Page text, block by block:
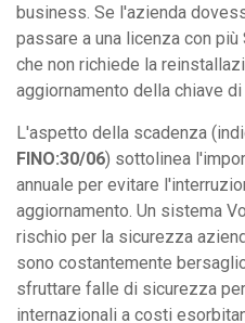
business. Se l'azienda
passare a una licenza con
che non richiede la
aggiornamento della chiave
L'aspetto della scadenza
FINO:30/06) sottolinea
annuale per evitare
aggiornamento. Un sistema
rischio per la sicurezza
sono costantemente
sfruttare falle di sicurezza
internazionali a costi